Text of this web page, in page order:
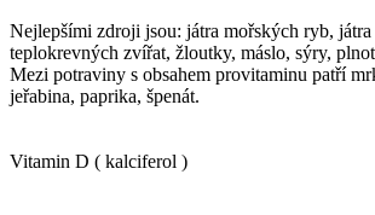
Nejlepšími zdroji jsou: játra mořských ryb,
teplokrevných zvířat, žloutky, máslo, sýry,
Mezi potraviny s obsahem provitaminu patří
jeřabina, paprika, špenát.
Vitamin D ( kalciferol )